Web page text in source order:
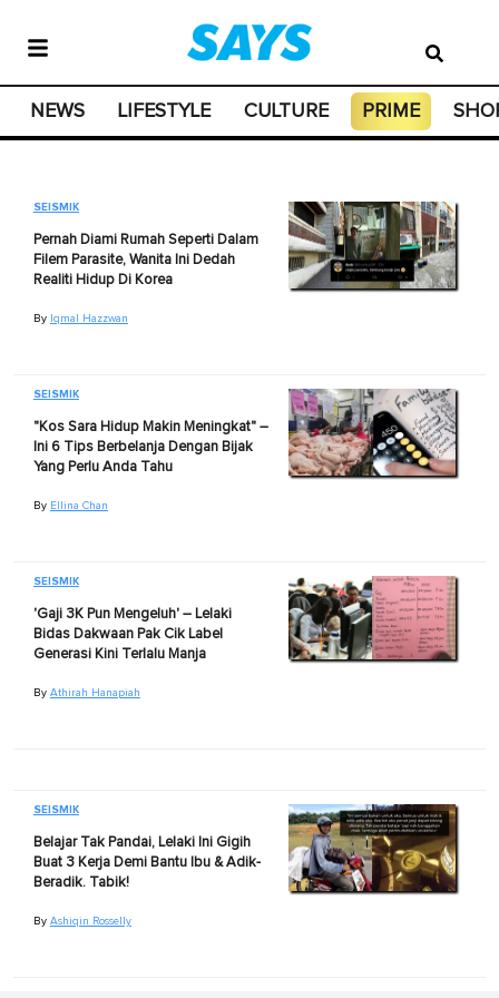
NEWS LIFESTYLE CULTURE PRIME
SEISMIK
Pernah Diami Rumah Seperti Dalam
Filem Parasite, Wanita Ini Dedah
Realiti Hidup Di Korea
By Iqmal Hazzwan
SEISMIK
"Kos Sara Hidup Makin Meningkat" –
Ini 6 Tips Berbelanja Dengan Bijak
Yang Perlu Anda Tahu
By Ellina Chan
SEISMIK
'Gaji 3K Pun Mengeluh' – Lelaki
Bidas Dakwaan Pak Cik Label
Generasi Kini Terlalu Manja
By Athirah Hanapiah
SEISMIK
Belajar Tak Pandai, Lelaki Ini Gigih
Buat 3 Kerja Demi Bantu Ibu & Adik-
Beradik. Tabik!
By Ashiqin Rosselly